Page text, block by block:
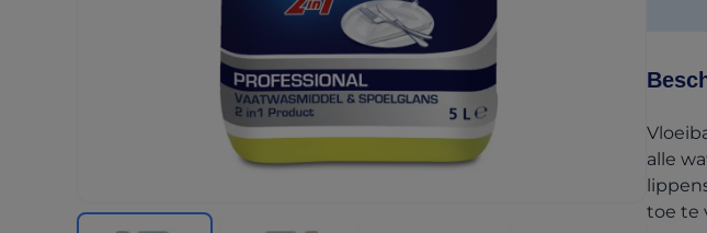
alle
toe te